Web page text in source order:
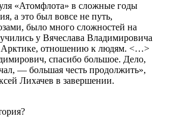
«Атомфлота» в сложные годы
а это был вовсе не путь,
было много сложностей на
у Вячеслава Владимировича
отношению к людям. <…>
спасибо большое. Дело,
— большая честь продолжить»,
Лихачев в завершении.